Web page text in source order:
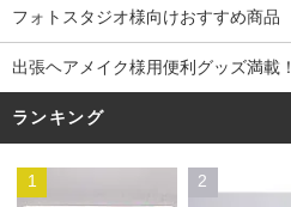
フォトスタジオ様向けおすすめ商品
出張ヘアメイク様用便利グッズ満載！
ランキング
1 2